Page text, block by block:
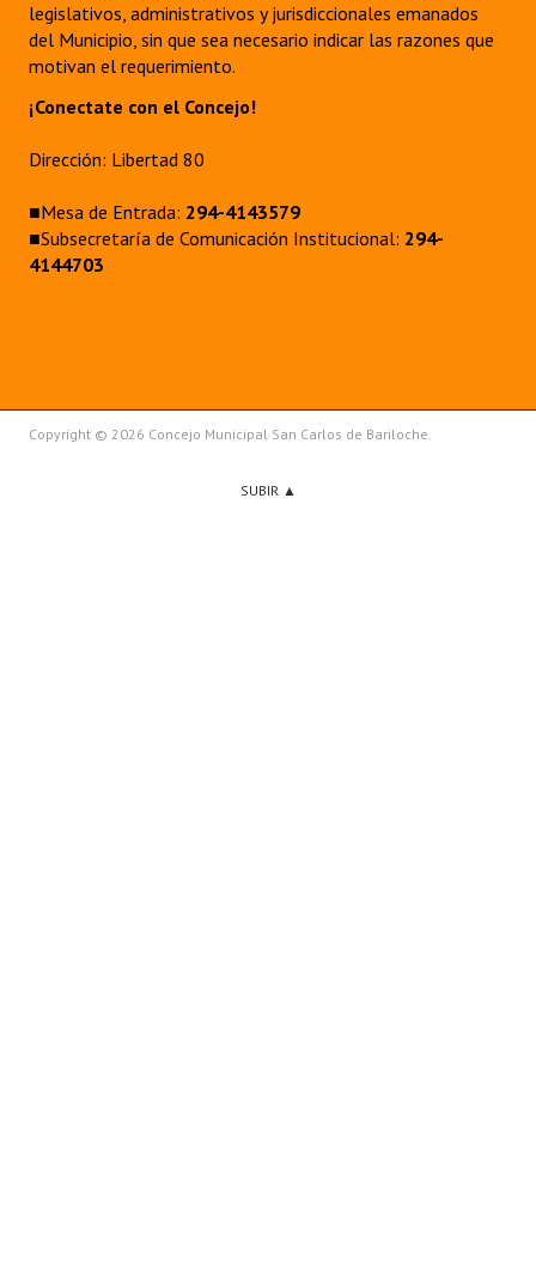
legislativos, administrativos y jurisdiccionales emanados
del Municipio, sin que sea necesario indicar las razones que
motivan el requerimiento.
¡Conectate con el Concejo!
Dirección: Libertad 80
■Mesa de Entrada: 294-4143579
■Subsecretaría de Comunicación Institucional: 294-
4144703
Copyright © 2026 Concejo Municipal San Carlos de Bariloche.
SUBIR ▲